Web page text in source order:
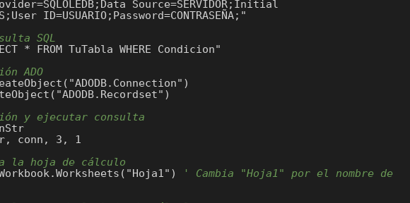
ID=USUARIO;Password=CONTRASEÑA;"
SQL
ADO
y ejecutar consulta
conn, 3, 1
la hoja de cálculo
' Cambia "Hoja1" por el nombre de